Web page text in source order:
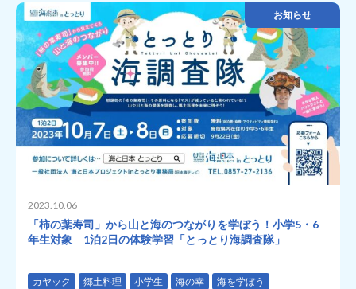
お知らせ
2023.10.06
「柿の葉寿司」から山と海のつながりを学ぼう！小学5・6
年生対象 1泊2日の体験学習「とっとり海調査隊」
カヤック 郷土料理 小学生 海の幸
海を学ぼう